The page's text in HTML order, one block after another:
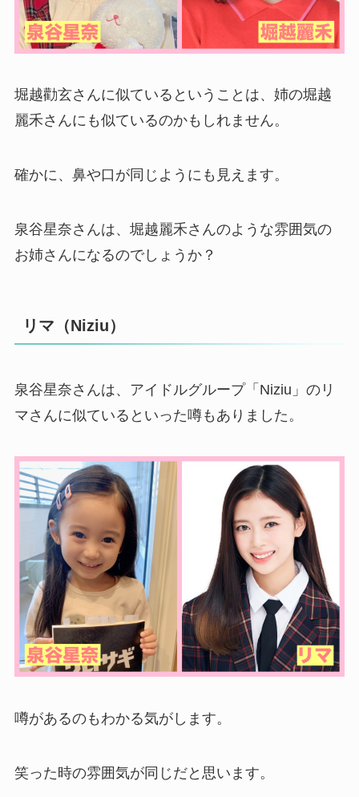
堀越勸玄さんに似ているということは、姉の堀越
麗禾さんにも似ているのかもしれません。
確かに、鼻や口が同じようにも見えます。
泉谷星奈さんは、堀越麗禾さんのような雰囲気の
お姉さんになるのでしょうか？
リマ（Niziu）
泉谷星奈さんは、アイドルグループ「Niziu」のリ
マさんに似ているといった噂もありました。
噂があるのもわかる気がします。
笑った時の雰囲気が同じだと思います。